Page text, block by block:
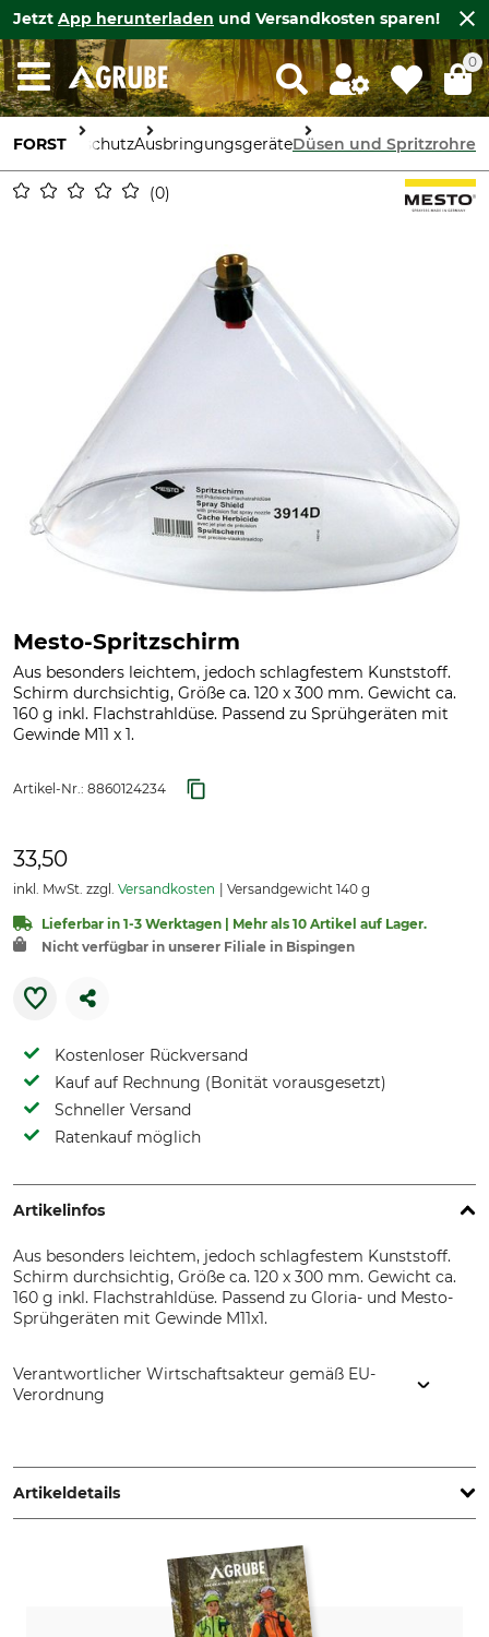
Jetzt App herunterladen und Versandkosten sparen!
0
FORSTForstschutzAusbringungsgeräteDüsen und Spritzrohre
0
Mesto-Spritzschirm
Aus besonders leichtem, jedoch schlagfestem Kunststoff.
Schirm durchsichtig, Größe ca. 120 x 300 mm. Gewicht ca.
160 g inkl. Flachstrahldüse. Passend zu Sprühgeräten mit
Gewinde M11 x 1.
Artikel-Nr.: 8860124234
33,50
inkl. MwSt. zzgl. Versandkosten Versandgewicht 140 g
Lieferbar in 1-3 Werktagen | Mehr als 10 Artikel auf Lager.
Nicht verfügbar in unserer Filiale in Bispingen
Kostenloser Rückversand
Kauf auf Rechnung (Bonität vorausgesetzt)
Schneller Versand
Ratenkauf möglich
Artikelinfos
Aus besonders leichtem, jedoch schlagfestem Kunststoff.
Schirm durchsichtig, Größe ca. 120 x 300 mm. Gewicht ca.
160 g inkl. Flachstrahldüse. Passend zu Gloria- und Mesto-
Sprühgeräten mit Gewinde M11x1.
Verantwortlicher Wirtschaftsakteur gemäß EU-
Verordnung
Ludwigsburger Str. 71, 71691 Freiberg/N., Germany,
www.mesto.de
Artikeldetails
Produkttyp
Spritzschirm